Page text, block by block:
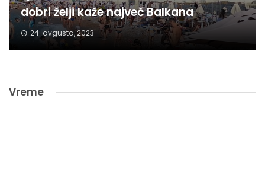
dobri želji kaže največ Balkana
24. avgusta, 2023
Vreme